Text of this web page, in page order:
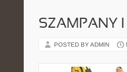
SZAMPANY I
POSTED BY ADMIN